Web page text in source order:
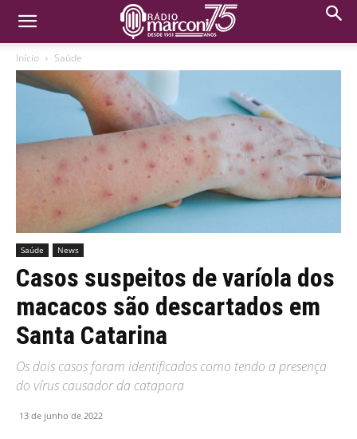
Início Saúde
Saúde News
Casos suspeitos de varíola dos
macacos são descartados em
Santa Catarina
Os dois casos foram identificados como tendo a presença
do vírus causador da catapora
13 de junho de 2022